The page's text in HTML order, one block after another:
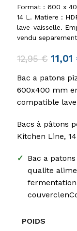
Format : 600 x
14 L. Matiere :
lave-vaisselle.
vendu
12,95€ 11,01
Bac a patons
600x400 mm
compatible
Bacs à pâtons
Kitchen Line,
✓ Bac a
qualite
POIDS